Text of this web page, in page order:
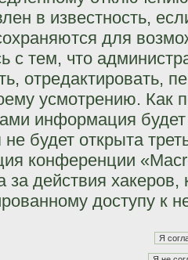
в известность,
для
с тем, что
отредактировать,
усмотрению. Как
информация
будет открыта
конференции
за действия
доступу к